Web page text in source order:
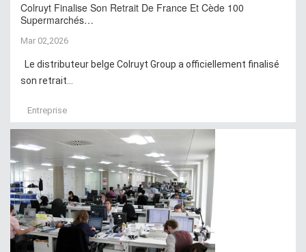
Colruyt Finalise Son Retrait De France Et Cède 100
Supermarchés…
Mar 02,2026
Le distributeur belge Colruyt Group a officiellement finalisé
son retrait...
Entreprise